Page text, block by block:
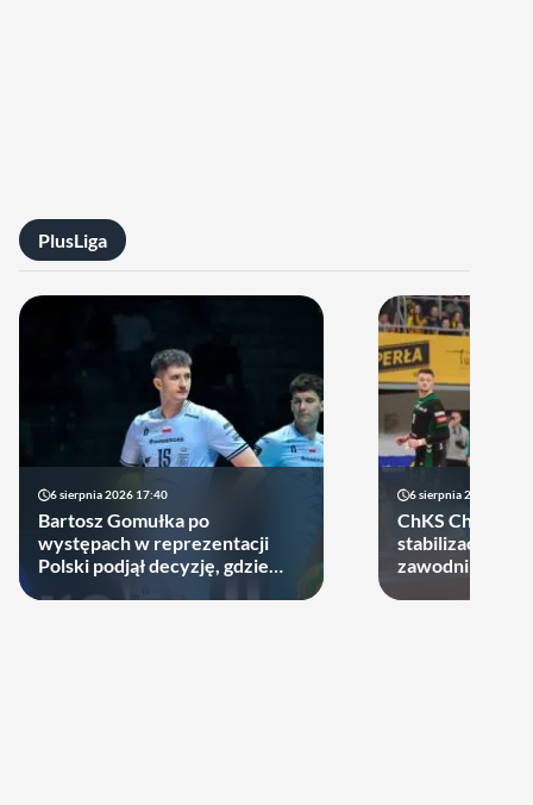
PlusLiga
6 sierpnia 2026 17:40
Bartosz Gomułka po
występach w reprezentacji
Polski podjął decyzję, gdzie
6 sierpnia 2026 10:14
ChKS Chełm
stabilizację.
zawodników